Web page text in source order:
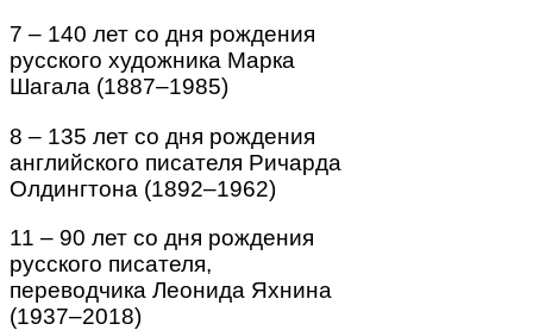
7 – 140 лет со дня рождения
русского художника Марка
Шагала (1887–1985)
8 – 135 лет со дня рождения
английского писателя Ричарда
Олдингтона (1892–1962)
11 – 90 лет со дня рождения
русского писателя,
переводчика Леонида Яхнина
(1937–2018)